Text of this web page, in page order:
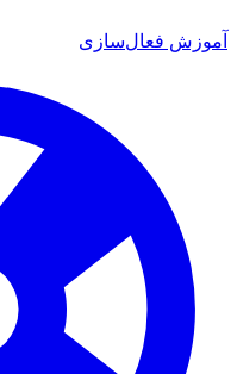
آموزش فعال‌سازی